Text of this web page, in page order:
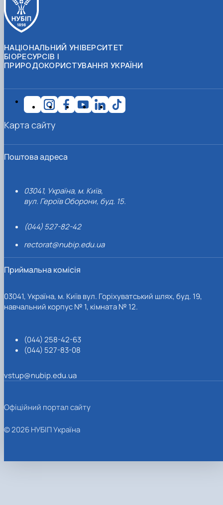
НАЦІОНАЛЬНИЙ УНІВЕРСИТЕТ
БІОРЕСУРСІВ І
ПРИРОДОКОРИСТУВАННЯ УКРАЇНИ
Поштова адреса
03041, Україна, м. Київ,
вул. Героїв Оборони, буд. 15.
(044) 527-82-42
rectorat@nubip.edu.ua
Приймальна комісія
03041, Україна, м. Київ вул. Горіхуватський шлях, буд. 19,
навчальний корпус № 1, кімната № 12.
(044) 258-42-63
(044) 527-83-08
vstup@nubip.edu.ua
Карта сайту
Офіційний портал сайту
© 2026 НУБІП Україна